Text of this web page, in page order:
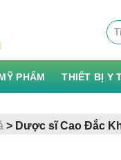
Tìm
PHẨM THIẾT BỊ Y
> Dược sĩ Cao Đắc